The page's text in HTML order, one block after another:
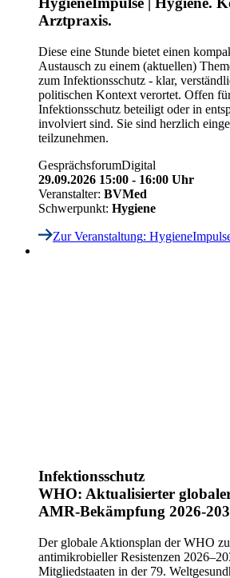
Arztpraxis.
Diese eine Stunde bietet einen
Austausch zu einem (aktuellen)
zum Infektionsschutz - klar,
politischen Kontext verortet. Offen
Infektionsschutz beteiligt oder in
involviert sind. Sie sind herzlich
teilzunehmen.
GesprächsforumDigital
29.09.2026 15:00 - 16:00 Uhr
Veranstalter: BVMed
Schwerpunkt: Hygiene
Zur Veranstaltung:
Infektionsschutz
WHO: Aktualisierter
AMR-Bekämpfung 2026-
Der globale Aktionsplan der WHO
antimikrobieller Resistenzen
Mitgliedstaaten in der 79.